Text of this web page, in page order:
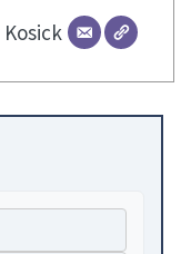
Kosick